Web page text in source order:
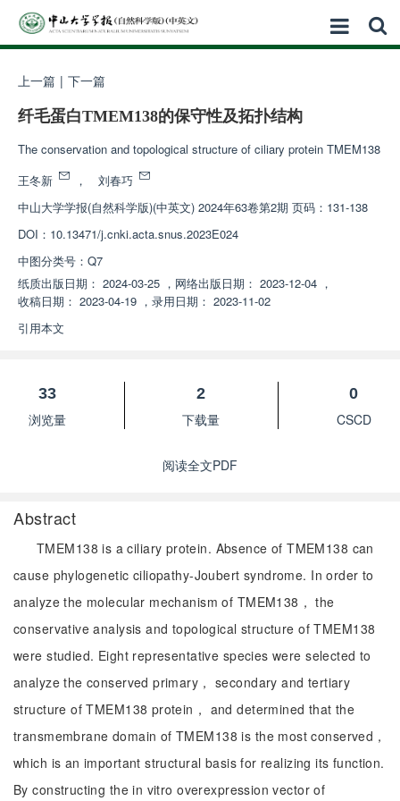
上一篇 | 下一篇
纤毛蛋白TMEM138的保守性及拓扑结构
The conservation and topological structure of ciliary protein TMEM138
王冬新
，
刘春巧
中山大学学报(自然科学版)(中英文) 2024年63卷第2期 页码：131-138
DOI： 10.13471/j.cnki.acta.snus.2023E024
中图分类号： Q7
纸质出版日期： 2024-03-25 ， 网络出版日期： 2023-12-04 ，
收稿日期： 2023-04-19 ， 录用日期： 2023-11-02
引用本文
33
浏览量
2
下载量
0
CSCD
阅读全文PDF
Abstract
TMEM138 is a ciliary protein. Absence of TMEM138 can
cause phylogenetic ciliopathy-Joubert syndrome. In order to
analyze the molecular mechanism of TMEM138， the
conservative analysis and topological structure of TMEM138
were studied. Eight representative species were selected to
analyze the conserved primary， secondary and tertiary
structure of TMEM138 protein， and determined that the
transmembrane domain of TMEM138 is the most conserved，
which is an important structural basis for realizing its function.
By constructing the in vitro overexpression vector of